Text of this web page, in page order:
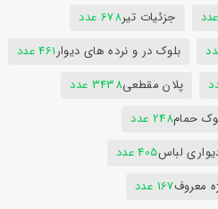
جزئیات تیر678 عدد
بلوک در و نرده های دیوار461 عدد
پلان مقطعی3438 عدد
حمام248 عدد
لباس405 عدد
معروف167 عدد